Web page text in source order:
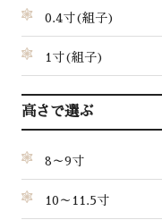
0.4寸(組子)
1寸(組子)
高さで選ぶ
8～9寸
10～11.5寸